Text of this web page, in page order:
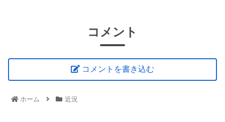
コメント
コメントを書き込む
ホーム 近況